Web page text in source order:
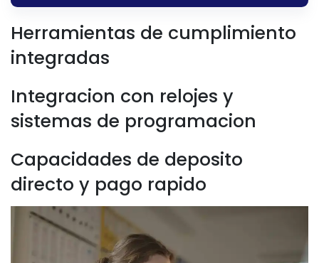
Herramientas de cumplimiento
integradas
Integracion con relojes y
sistemas de programacion
Capacidades de deposito
directo y pago rapido